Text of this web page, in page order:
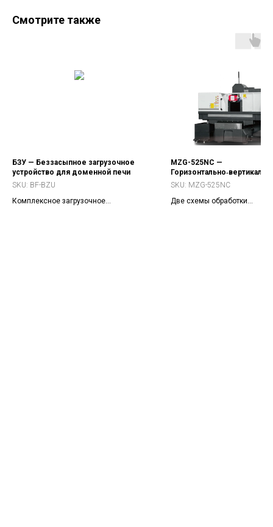
Смотрите также
БЗУ — Беззасыпное загрузочное
устройство для доменной печи
SKU: BF-BZU
Комплексное загрузочное
MZG-525NC —
шлифовальный станок
SKU: MZG-525NC
Две схемы обработки